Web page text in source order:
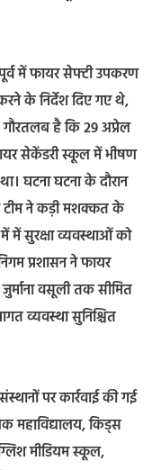
में फायर सेफ्टी उपकरण
के निर्देश दिए गए थे,
है कि 29 अप्रेल
सेकेंडरी स्कूल में भीषण
घटना घटना के दौरान
ने कड़ी मशक्कत के
में सुरक्षा व्यवस्थाओं को
प्रशासन ने फायर
वसूली तक सीमित
व्यवस्था सुनिश्चित
पर कार्रवाई की गई
महाविद्यालय, किड्स
मीडियम स्कूल,